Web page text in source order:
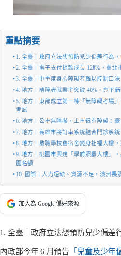
重點摘要
1. 全臺｜政府立法想預防兒少偏差行為
2. 全臺｜電子支付捐款成長 128%，臺北
3. 全臺｜中重度身心障礙者難以控制口
4. 地方｜精障者就業率突破 40%，創下
5. 地方｜東部成立第一棟「無障礙考場
考試
6. 地方｜公車無障礙，上車很有障礙：
7. 地方｜高雄市將訂車系統結合門診系
8. 地方｜啟聰學校舊宿舍變身社福大樓
9. 地方｜桃園市興建「學前照顧大樓」
園名額
10. 國際｜人力短缺、資源不足，澳洲長
加入為 Google 偏好來源
1. 全臺｜政府立法想預防兒少偏差
內政部今年 6 月預告 「兒童及少年